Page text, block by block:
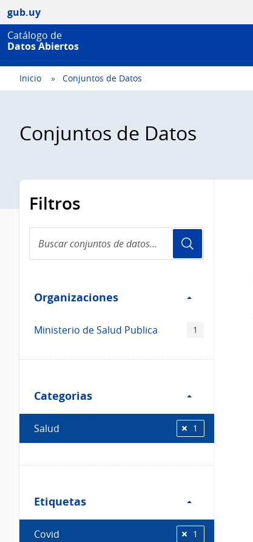
gub.uy
Catálogo de
Datos Abiertos
Inicio Conjuntos de Datos
Conjuntos de Datos
Filtros
conjuntos
de
Organizaciones
Organizaciones
Ministerio de Salud Publica 1
Categorias
Categorias
Salud 1
Etiquetas
Etiquetas
Covid 1